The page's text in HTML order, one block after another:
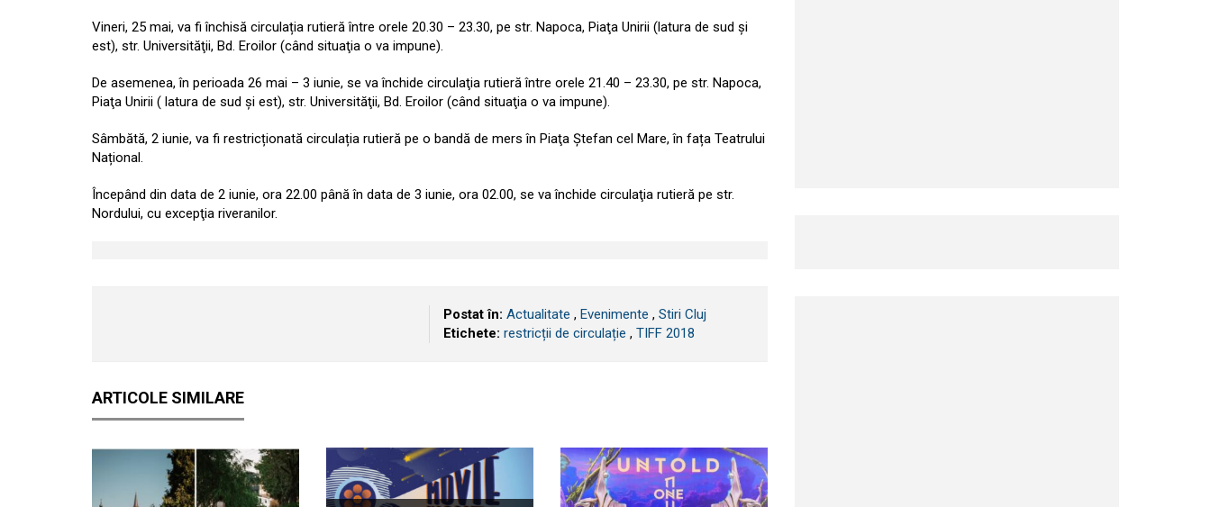
Vineri, 25 mai, va fi închisă circulația rutieră între orele 20.30 – 23.30, pe str. Napoca, Piaţa Unirii (latura de sud şi
est), str. Universităţii, Bd. Eroilor (când situaţia o va impune).
De asemenea, în perioada 26 mai – 3 iunie, se va închide circulaţia rutieră între orele 21.40 – 23.30, pe str. Napoca,
Piaţa Unirii ( latura de sud şi est), str. Universităţii, Bd. Eroilor (când situaţia o va impune).
Sâmbătă, 2 iunie, va fi restricționată circulația rutieră pe o bandă de mers în Piaţa Ștefan cel Mare, în fața Teatrului
Național.
Începând din data de 2 iunie, ora 22.00 până în data de 3 iunie, ora 02.00, se va închide circulaţia rutieră pe str.
Nordului, cu excepţia riveranilor.
Postat în: Actualitate , Evenimente , Stiri Cluj
Etichete: restricții de circulație , TIFF 2018
ARTICOLE SIMILARE